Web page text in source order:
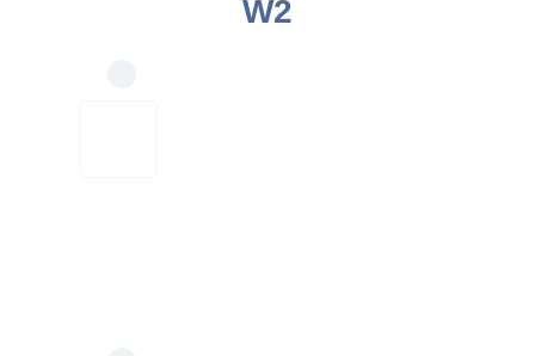
W2